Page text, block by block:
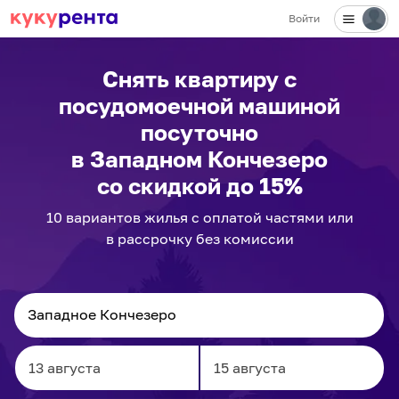
Войти
Снять квартиру с
посудомоечной машиной
посуточно
в Западном Кончезеро
со скидкой до 15%
10 вариантовжилья с оплатой частями или
в рассрочку без комиссии